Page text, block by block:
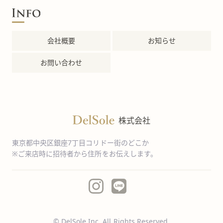
会社概要 お知らせ
お問い合わせ
株式会社
東京都中央区銀座7丁目コリドー街のどこか
※ご来店時に招待者から住所をお伝えします。